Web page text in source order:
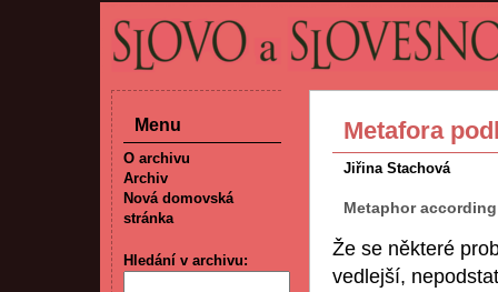
Metafora
Jiřina Stachová
Metaphor
Že se některé
vedlejší,
Menu
O archivu
Archiv
Nová domovská
stránka
Hledání v archivu: